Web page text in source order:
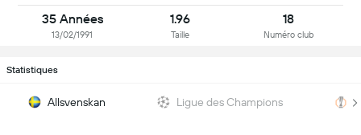
35 Années
13/02/1991
1.96
Taille
18
Numéro club
Statistiques
Allsvenskan Ligue des Champions